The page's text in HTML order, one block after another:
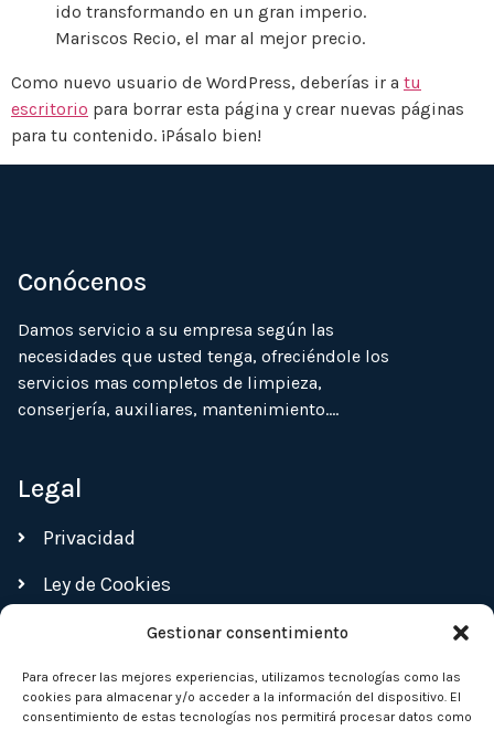
Gestionar consentimiento
Para ofrecer las mejores experiencias, utilizamos tecnologías como las
cookies para almacenar y/o acceder a la información del dispositivo. El
consentimiento de estas tecnologías nos permitirá procesar datos como
ido transformando en un gran imperio.
Mariscos Recio, el mar al mejor precio.
Como nuevo usuario de WordPress, deberías ir a tu
escritorio para borrar esta página y crear nuevas páginas
para tu contenido. ¡Pásalo bien!
Conócenos
Damos servicio a su empresa según las
necesidades que usted tenga, ofreciéndole los
servicios mas completos de limpieza,
conserjería, auxiliares, mantenimiento….
Legal
Privacidad
Ley de Cookies
91 432 05 13